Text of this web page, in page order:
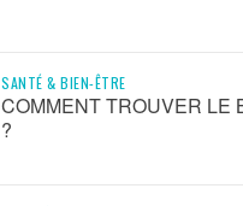
SANTÉ & BIEN-ÊTRE
COMMENT TROUVER LE
?